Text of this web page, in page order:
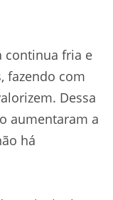
continua fria e
fazendo com
Dessa
aumentaram a
há